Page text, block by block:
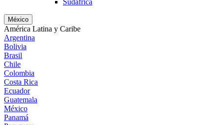
Sudáfrica
México
América Latina y Caribe
Argentina
Bolivia
Brasil
Chile
Colombia
Costa Rica
Ecuador
Guatemala
México
Panamá